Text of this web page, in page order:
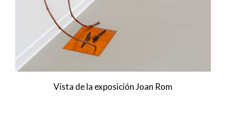
Vista de la exposición Joan Rom